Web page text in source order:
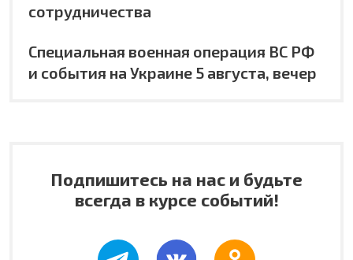
сотрудничества
Специальная военная операция ВС РФ
и события на Украине 5 августа, вечер
Подпишитесь на нас и будьте
всегда в курсе событий!